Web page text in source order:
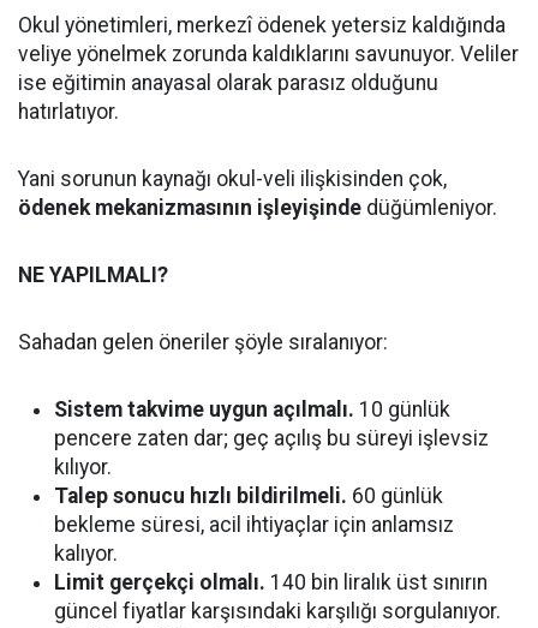
Okul yönetimleri, merkezî ödenek yetersiz kaldığında
veliye yönelmek zorunda kaldıklarını savunuyor. Veliler
ise eğitimin anayasal olarak parasız olduğunu
hatırlatıyor.
Yani sorunun kaynağı okul-veli ilişkisinden çok,
ödenek mekanizmasının işleyişinde düğümleniyor.
NE YAPILMALI?
Sahadan gelen öneriler şöyle sıralanıyor:
Sistem takvime uygun açılmalı. 10 günlük
pencere zaten dar; geç açılış bu süreyi işlevsiz
kılıyor.
Talep sonucu hızlı bildirilmeli. 60 günlük
bekleme süresi, acil ihtiyaçlar için anlamsız
kalıyor.
Limit gerçekçi olmalı. 140 bin liralık üst sınırın
güncel fiyatlar karşısındaki karşılığı sorgulanıyor.